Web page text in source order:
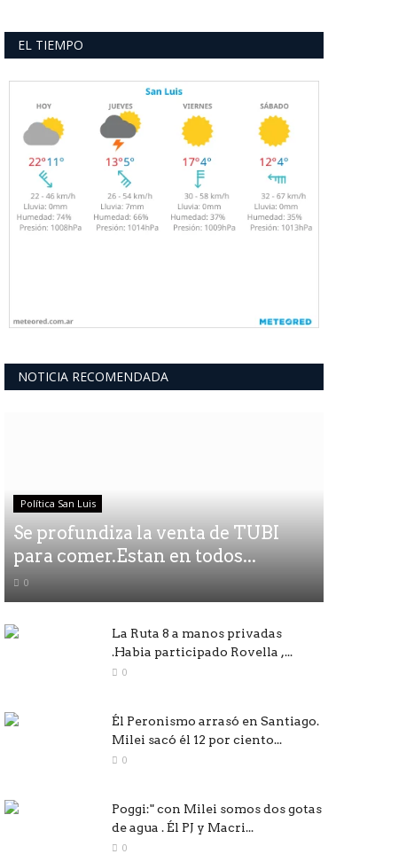
EL TIEMPO
NOTICIA RECOMENDADA
Política San Luis
Se profundiza la venta de TUBI
para comer.Estan en todos...
0
La Ruta 8 a manos privadas
.Habia participado Rovella ,...
0
Él Peronismo arrasó en Santiago.
Milei sacó él 12 por ciento...
0
Poggi:" con Milei somos dos gotas
de agua . Él PJ y Macri...
0